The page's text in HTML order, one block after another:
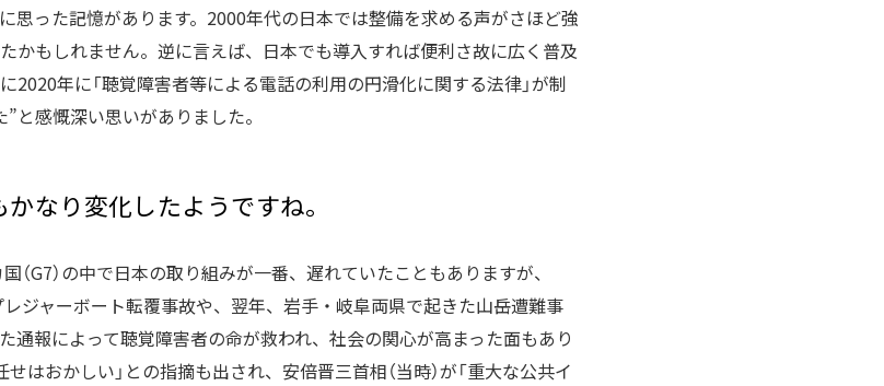
思った記憶があります。2000年代の日本では整備を求める声がさほど強
かもしれません。逆に言えば、日本でも導入すれば便利さ故に広く普及
2020年に「聴覚障害者等による電話の利用の円滑化に関する法律」が制
と感慨深い思いがありました。
なり変化したようですね。
（G7）の中で日本の取り組みが一番、遅れていたこともありますが、
ジャーボート転覆事故や、翌年、岩手・岐阜両県で起きた山岳遭難事
通報によって聴覚障害者の命が救われ、社会の関心が高まった面もあり
せはおかしい」との指摘も出され、安倍晋三首相（当時）が「重大な公共イ